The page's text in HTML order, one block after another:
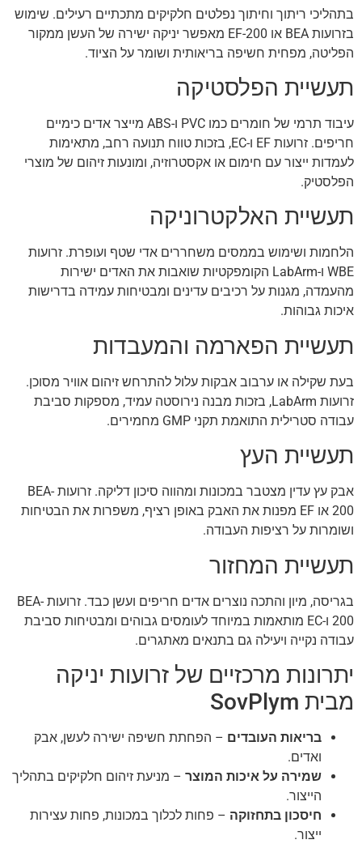
בתהליכי ריתוך וחיתוך נפלטים חלקיקים מתכתיים רעילים. שימוש
בזרועות BEA או EF-200 מאפשר יניקה ישירה של העשן ממקור
הפליטה, מפחית חשיפה בריאותית ושומר על הציוד.
תעשיית הפלסטיקה
עיבוד תרמי של חומרים כמו PVC ו-ABS מייצר אדים כימיים
חריפים. זרועות EF ו-EC, בזכות טווח תנועה רחב, מתאימות
לעמדות ייצור עם חימום או אקסטרוזיה, ומונעות זיהום של מוצרי
הפלסטיק.
תעשיית האלקטרוניקה
הלחמות ושימוש בממסים משחררים אדי שטף ועופרת. זרועות
WBE ו-LabArm הקומפקטיות שואבות את האדים ישירות
מהעמדה, מגנות על רכיבים עדינים ומבטיחות עמידה בדרישות
איכות גבוהות.
תעשיית הפארמה והמעבדות
בעת שקילה או ערבוב אבקות עלול להתרחש זיהום אוויר מסוכן.
זרועות LabArm, בזכות מבנה נירוסטה עמיד, מספקות סביבת
עבודה סטרילית התואמת תקני GMP מחמירים.
תעשיית העץ
אבק עץ עדין מצטבר במכונות ומהווה סיכון דליקה. זרועות BEA-
200 או EF מפנות את האבק באופן רציף, משפרות את הבטיחות
ושומרות על רציפות העבודה.
תעשיית המחזור
בגריסה, מיון והתכה נוצרים אדים חריפים ועשן כבד. זרועות BEA-
200 ו-EC מותאמות במיוחד לעומסים גבוהים ומבטיחות סביבת
עבודה נקייה ויעילה גם בתנאים מאתגרים.
יתרונות מרכזיים של זרועות יניקה
מבית SovPlym
בריאות העובדים – הפחתת חשיפה ישירה לעשן, אבק
ואדים.
שמירה על איכות המוצר – מניעת זיהום חלקיקים בתהליך
הייצור.
חיסכון בתחזוקה – פחות לכלוך במכונות, פחות עצירות
ייצור.